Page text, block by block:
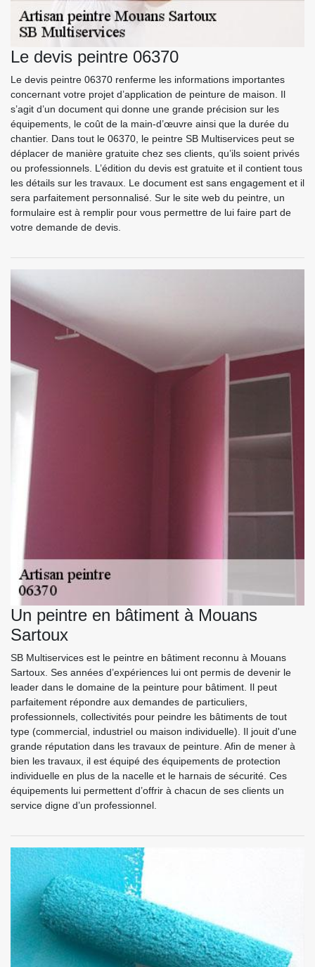
Le devis peintre 06370
Le devis peintre 06370 renferme les informations importantes
concernant votre projet d’application de peinture de maison. Il
s’agit d’un document qui donne une grande précision sur les
équipements, le coût de la main-d’œuvre ainsi que la durée du
chantier. Dans tout le 06370, le peintre SB Multiservices peut se
déplacer de manière gratuite chez ses clients, qu’ils soient privés
ou professionnels. L’édition du devis est gratuite et il contient tous
les détails sur les travaux. Le document est sans engagement et il
sera parfaitement personnalisé. Sur le site web du peintre, un
formulaire est à remplir pour vous permettre de lui faire part de
votre demande de devis.
Un peintre en bâtiment à Mouans
Sartoux
SB Multiservices est le peintre en bâtiment reconnu à Mouans
Sartoux. Ses années d’expériences lui ont permis de devenir le
leader dans le domaine de la peinture pour bâtiment. Il peut
parfaitement répondre aux demandes de particuliers,
professionnels, collectivités pour peindre les bâtiments de tout
type (commercial, industriel ou maison individuelle). Il jouit d'une
grande réputation dans les travaux de peinture. Afin de mener à
bien les travaux, il est équipé des équipements de protection
individuelle en plus de la nacelle et le harnais de sécurité. Ces
équipements lui permettent d’offrir à chacun de ses clients un
service digne d’un professionnel.